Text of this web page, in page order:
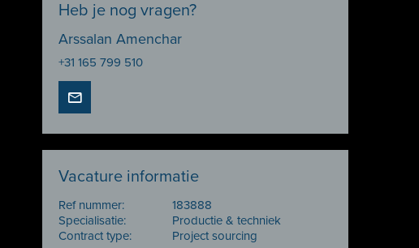
Heb je nog vragen?
Arssalan Amenchar
+31 165 799 510
Vacature informatie
Ref nummer:
183888
Specialisatie:
Productie & techniek
Contract type:
Project sourcing